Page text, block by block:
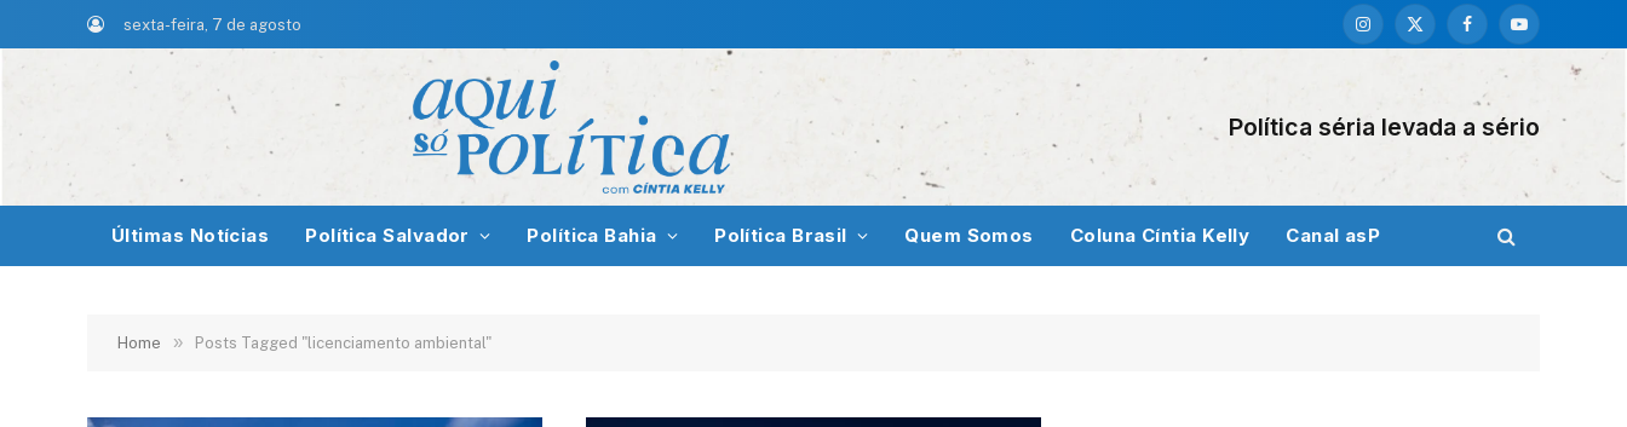
sexta-feira, 7 de agosto
Instagram
X
FacebookYouTube
Política séria levada a sério
Últimas Notícias Política Salvador Política Bahia Política Brasil Quem Somos Coluna Cíntia Kelly Canal asP
Home » Posts Tagged "licenciamento ambiental"